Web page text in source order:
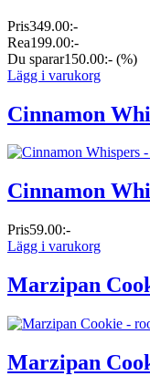
Pris349.00:-
Rea199.00:-
Du sparar150.00:- (%)
Lägg i varukorg
Cinnamon
Cinnamon
Pris59.00:-
Lägg i varukorg
Marzipan
Marzipan